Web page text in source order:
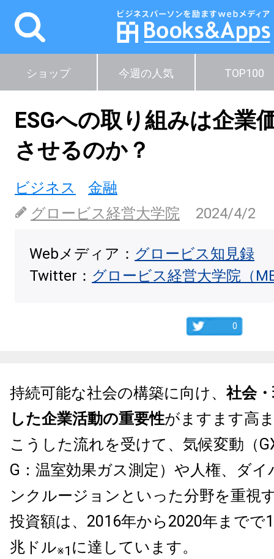
ショップ 今週の人気 TOP100
ESGへの取り組みは企業
させるのか？
ビジネス
金融
グロービス経営大学院
2024/4/2
Webメディア： グロービス知見録
Twitter： グロービス経営大学院（
0
持続可能な社会の構築に向け、 社会
した企業活動の重要性がますます高
こうした流れを受けて、気候変動（
G：温室効果ガス測定）や人権、ダ
ンクルージョンといった分野を重視
投資額は、2016年から2020年までで
兆ドル※1 に達しています。